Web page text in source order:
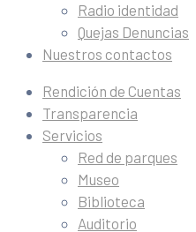
Radio identidad
Quejas Denuncias
Nuestros contactos
Rendición de Cuentas
Transparencia
Servicios
Red de parques
Museo
Biblioteca
Auditorio